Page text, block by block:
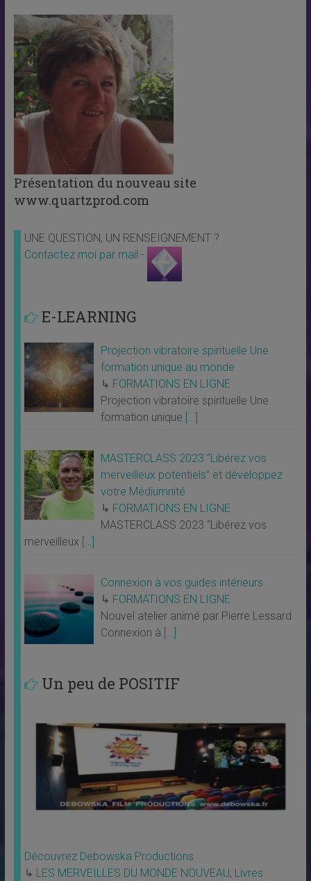
Présentation du nouveau site
www.quartzprod.com
UNE QUESTION, UN RENSEIGNEMENT ?
Contactez moi par mail -
E-LEARNING
Projection vibratoire spirituelle Une
formation unique au monde
↳ FORMATIONS EN LIGNE
Projection vibratoire spirituelle Une
formation unique […]
MASTERCLASS 2023 “Libérez vos
merveilleux potentiels” et développez
votre Médiumnité
↳ FORMATIONS EN LIGNE
MASTERCLASS 2023 “Libérez vos
merveilleux […]
Connexion à vos guides intérieurs
↳ FORMATIONS EN LIGNE
Nouvel atelier animé par Pierre Lessard
Connexion à […]
Un peu de POSITIF
Découvrez Debowska Productions
↳ LES MERVEILLES DU MONDE NOUVEAU, Livres